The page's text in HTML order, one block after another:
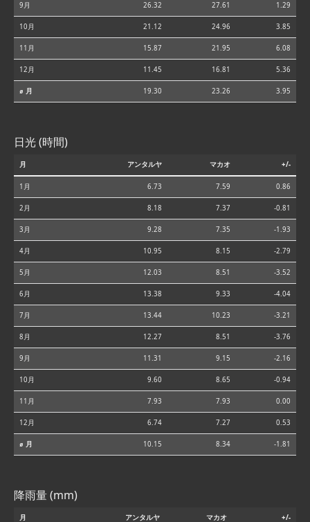
9月 26.32 27.61 1.29
10月 21.12 24.96 3.85
11月 15.87 21.95 6.08
12月 11.45 16.81 5.36
⌀ 月 19.30 23.26 3.95
日光 (時間)
月 アンタルヤ マカオ +/-
1月 6.73 7.59 0.86
2月 8.18 7.37 -0.81
3月 9.28 7.35 -1.93
4月 10.95 8.15 -2.79
5月 12.03 8.51 -3.52
6月 13.38 9.33 -4.04
7月 13.44 10.23 -3.21
8月 12.27 8.51 -3.76
9月 11.31 9.15 -2.16
10月 9.60 8.65 -0.94
11月 7.93 7.93 0.00
12月 6.74 7.27 0.53
⌀ 月 10.15 8.34 -1.81
降雨量 (mm)
月 アンタルヤ マカオ +/-